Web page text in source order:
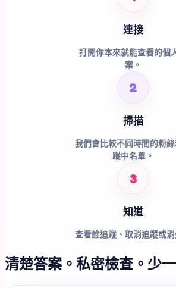
連接
打開你本來就能查看的個
案。
2
掃描
我們會比較不同時間的粉
蹤中名單。
3
知道
查看誰追蹤、取消追蹤或消
清楚答案。私密檢查。少